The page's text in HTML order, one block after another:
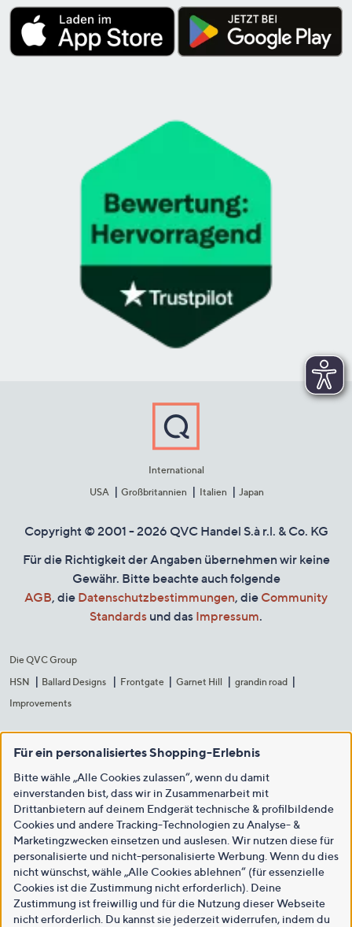
International
USA
Großbritannien Italien Japan
Copyright © 2001 - 2026 QVC Handel S.à r.l. & Co. KG
Für die Richtigkeit der Angaben übernehmen wir keine
Gewähr. Bitte beachte auch folgende
AGB, die Datenschutzbestimmungen, die Community
Standards und das Impressum.
Die QVC Group
HSN
Ballard Designs Frontgate Garnet Hill
grandin road
Improvements
Für ein personalisiertes Shopping-Erlebnis
Bitte wähle „Alle Cookies zulassen“, wenn du damit
einverstanden bist, dass wir in Zusammenarbeit mit
Drittanbietern auf deinem Endgerät technische & profilbildende
Cookies und andere Tracking-Technologien zu Analyse- &
Marketingzwecken einsetzen und auslesen. Wir nutzen diese für
personalisierte und nicht-personalisierte Werbung. Wenn du dies
nicht wünschst, wähle „Alle Cookies ablehnen“ (für essenzielle
Cookies ist die Zustimmung nicht erforderlich). Deine
Zustimmung ist freiwillig und für die Nutzung dieser Webseite
nicht erforderlich. Du kannst sie jederzeit widerrufen, indem du